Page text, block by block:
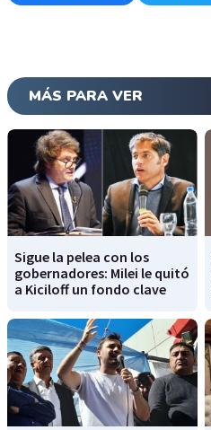
MÁS PARA VER
Sigue la pelea con los
gobernadores: Milei le quitó
a Kiciloff un fondo clave